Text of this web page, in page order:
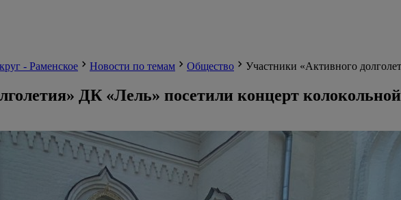
- Раменское
Новости по темам Общество Участники «Активного
ДК «Лель» посетили концерт